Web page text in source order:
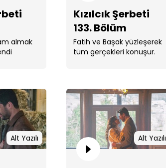
almak
Kızılcık Şerbeti
133. Bölüm
Fatih ve Başak yüzleşerek
tüm gerçekleri konuşur.
Alt Yazılı Alt Yazılı